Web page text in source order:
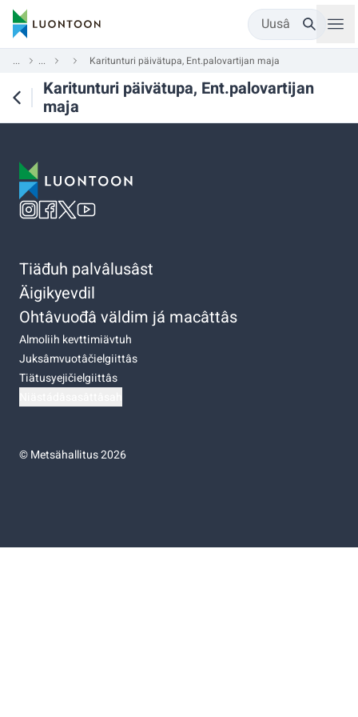
Uusâ
... ... Karitunturi päivätupa, Ent.palovartijan maja
Karitunturi päivätupa, Ent.palovartijan
maja
Tiäđuh palvâlusâst
Äigikyevdil
Ohtâvuođâ väldim já macâttâs
Almoliih kevttimiävtuh
Juksâmvuotâčielgiittâs
Tiätusyejičielgiittâs
©Metsähallitus 2026